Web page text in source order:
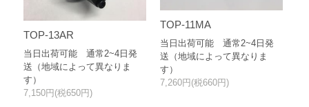
TOP-13AR
当日出荷可能 通常2~4日発
送（地域によって異なりま
す）
7,150円(税650円)
TOP-11MA
当日出荷可能 通常2~4日発
送（地域によって異なりま
す）
7,260円(税660円)